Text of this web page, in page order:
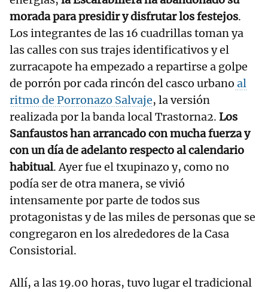
morada para presidir y disfrutar los festejos.
Los integrantes de las 16 cuadrillas toman ya
las calles con sus trajes identificativos y el
zurracapote ha empezado a repartirse a golpe
de porrón por cada rincón del casco urbano al
ritmo de Porronazo Salvaje, la versión
realizada por la banda local Trastorna2. Los
Sanfaustos han arrancado con mucha fuerza y
con un día de adelanto respecto al calendario
habitual. Ayer fue el txupinazo y, como no
podía ser de otra manera, se vivió
intensamente por parte de todos sus
protagonistas y de las miles de personas que se
congregaron en los alrededores de la Casa
Consistorial.
Allí, a las 19.00 horas, tuvo lugar el tradicional